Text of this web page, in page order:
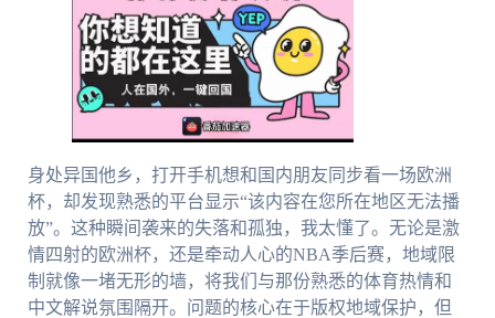
身处异国他乡，打开手机想和国内朋友同步看一场欧洲
杯，却发现熟悉的平台显示“该内容在您所在地区无法播
放”。这种瞬间袭来的失落和孤独，我太懂了。无论是激
情四射的欧洲杯，还是牵动人心的NBA季后赛，地域限
制就像一堵无形的墙，将我们与那份熟悉的体育热情和
中文解说氛围隔开。问题的核心在于版权地域保护，但